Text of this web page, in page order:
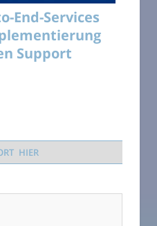
End-Services
Support
HIER